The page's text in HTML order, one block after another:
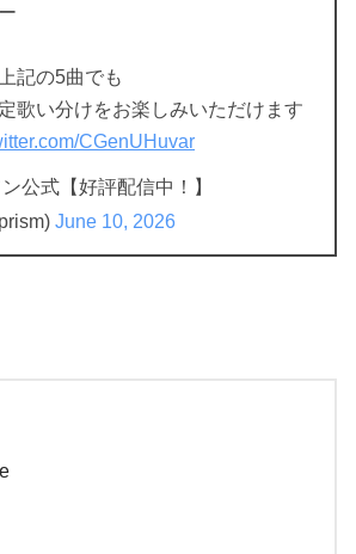
記の5曲でも
歌い分けをお楽しみいただけます
CGenUHuvar
公式【好評配信中！】
June 10, 2026